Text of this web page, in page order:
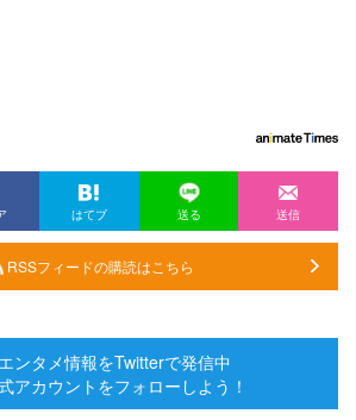
はてブ 送る 送信
RSSフィードの購読はこちら
ンタメ情報をTwitterで発信中
アカウントをフォローしよう！